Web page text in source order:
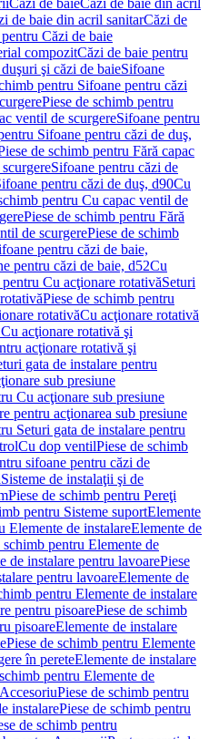
Căzi de baieCăzi de baie din acril
de baie din acril sanitarCăzi de
Căzi de baie
compozitCăzi de baie pentru
şi căzi de baieSifoane
pentru Sifoane pentru căzi
Piese de schimb pentru
ventil de scurgereSifoane pentru
Sifoane pentru căzi de duş,
de schimb pentru Fără capac
Sifoane pentru căzi de
pentru căzi de duş, d90Cu
pentru Cu capac ventil de
Piese de schimb pentru Fără
de scurgerePiese de schimb
pentru căzi de baie,
pentru căzi de baie, d52Cu
Cu acţionare rotativăSeturi
Piese de schimb pentru
rotativăCu acţionare rotativă
acţionare rotativă şi
acţionare rotativă şi
gata de instalare pentru
sub presiune
Cu acţionare sub presiune
pentru acţionarea sub presiune
Seturi gata de instalare pentru
Cu dop ventilPiese de schimb
sifoane pentru căzi de
Sisteme de instalaţii şi de
Piese de schimb pentru Pereţi
pentru Sisteme suportElemente
Elemente de instalareElemente de
schimb pentru Elemente de
de instalare pentru lavoarePiese
pentru lavoareElemente de
pentru Elemente de instalare
pentru pisoarePiese de schimb
pisoareElemente de instalare
Piese de schimb pentru Elemente
în pereteElemente de instalare
pentru Elemente de
AccesoriuPiese de schimb pentru
instalarePiese de schimb pentru
de schimb pentru